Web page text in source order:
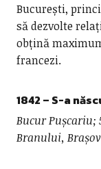
București,
să dezvolte
obțină
francezi.
1842 – S-a
Bucur Pușcariu;
Branului, Brașov